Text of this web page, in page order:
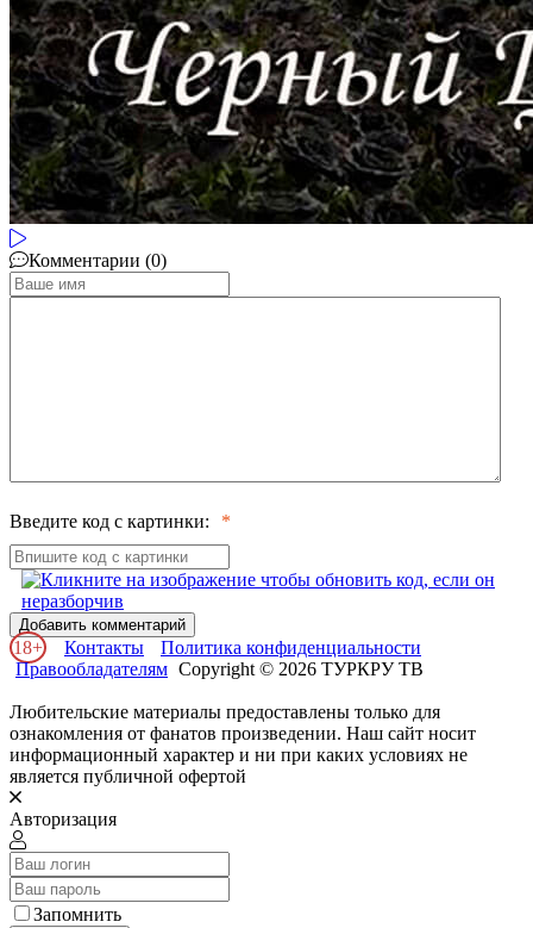
Комментарии (0)
Введите код с картинки:
Добавить комментарий
18+ Контакты
Политика конфиденциальности
Правообладателям Copyright © 2026 ТУРКРУ ТВ
Любительские материалы предоставлены только для
ознакомления от фанатов произведении. Наш сайт носит
информационный характер и ни при каких условиях не
является публичной офертой
Авторизация
Запомнить